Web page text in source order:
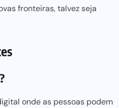
fronteiras, talvez seja
onde as pessoas podem